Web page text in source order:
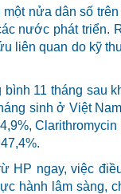
nửa dân số
nước phát triển.
liên quan do kỹ
11 tháng sau
sinh ở Việt
HP ngay, việc
hành lâm sàng,